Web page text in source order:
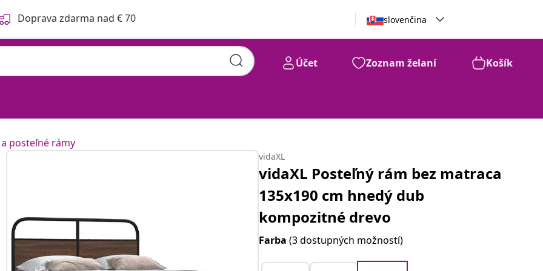
Doprava zdarma nad € 70 slovenčina
Účet Zoznam želaní Košík
posteľné rámy
vidaXL
vidaXL Posteľný rám bez matraca
135x190 cm hnedý dub
kompozitné drevo
Farba(3 dostupných možností)